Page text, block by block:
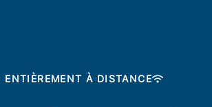
ENTIÈREMENT À DISTANCE